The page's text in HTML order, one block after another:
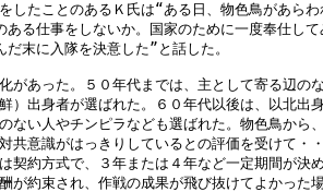
したことのあるＫ氏は“ある日、物色鳥があらわ
ある仕事をしないか。国家のために一度奉仕して
末に入隊を決意した”と話した。
あった。５０年代までは、主として寄る辺の
）出身者が選ばれた。６０年代以後は、以北出
ない人やチンピラなども選ばれた。物色鳥から
共意識がはっきりしているとの評価を受けて・
約方式で、３年または４年など一定期間が決
が約束され、作戦の成果が飛び抜けてよかった